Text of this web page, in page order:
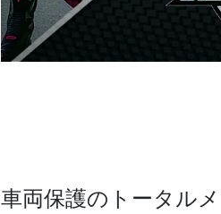
車両保護のトータル